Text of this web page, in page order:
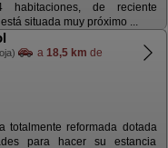
de reciente
situada muy próximo ...
a 18,5 km de
totalmente reformada dotada
para hacer su estancia